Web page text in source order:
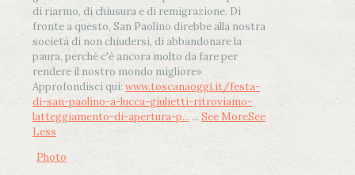
di riarmo, di chiusura e di remigrazione. Di
fronte a questo, San Paolino direbbe alla nostra
società di non chiudersi, di abbandonare la
paura, perché c'è ancora molto da fare per
rendere il nostro mondo migliore»
Approfondisci qui: www.toscanaoggi.it/festa-
di-san-paolino-a-lucca-giulietti-ritroviamo-
latteggiamento-di-apertura-p... ... See MoreSee
Less
Photo